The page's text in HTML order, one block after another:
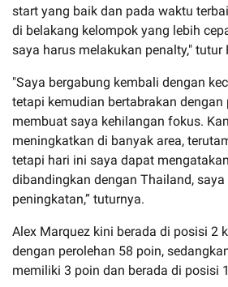
start yang baik dan pada waktu
di belakang kelompok yang lebih
saya harus melakukan penalty," tutur
"Saya bergabung kembali dengan
tetapi kemudian bertabrakan dengan
membuat saya kehilangan fokus.
meningkatkan di banyak area,
tetapi hari ini saya dapat
dibandingkan dengan Thailand,
peningkatan,” tuturnya.
Alex Marquez kini berada di posisi 2
dengan perolehan 58 poin,
memiliki 3 poin dan berada di posisi